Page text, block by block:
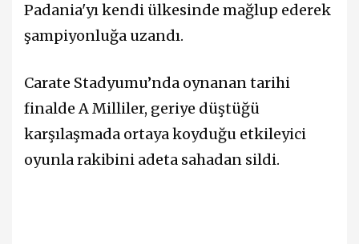
Padania'yı kendi ülkesinde mağlup ederek
şampiyonluğa uzandı.
Carate Stadyumu’nda oynanan tarihi
finalde A Milliler, geriye düştüğü
karşılaşmada ortaya koyduğu etkileyici
oyunla rakibini adeta sahadan sildi.